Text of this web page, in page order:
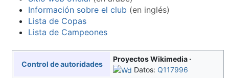
Información sobre el club (en inglés)
Lista de Copas
Lista de Campeones
Control de autoridades
Proyectos Wikimedia
Datos: Q117996